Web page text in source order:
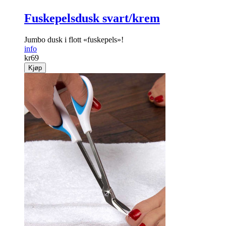
Fuskepelsdusk svart/krem
Jumbo dusk i flott «fuskepels»!
info
kr69
Kjøp